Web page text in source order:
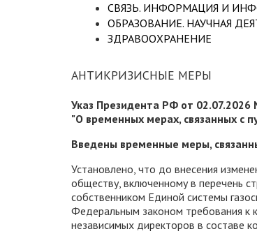
СВЯЗЬ. ИНФОРМАЦИЯ И
ОБРАЗОВАНИЕ. НАУЧНАЯ
ЗДРАВООХРАНЕНИЕ
АНТИКРИЗИСНЫЕ МЕРЫ
Указ Президента РФ от 02.07.2026
"О временных мерах, связанных с
Введены временные меры,
Установлено, что до внесения
обществу, включенному в перечень
собственником Единой системы
Федеральным законом требования к
независимых директоров в составе